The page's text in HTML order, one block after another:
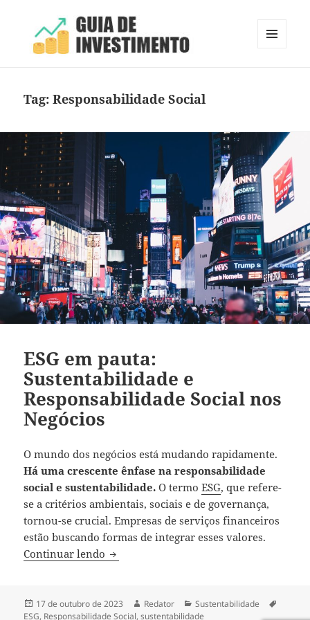
Tag:Responsabilidade Social
ESG em pauta:
Sustentabilidade e
Responsabilidade Social nos
Negócios
O mundo dos negócios está mudando rapidamente.
Há uma crescente ênfase na responsabilidade
social e sustentabilidade.O termoESG, que refere-
se a critérios ambientais, sociais e de governança,
tornou-se crucial. Empresas de serviços financeiros
estão buscando formas de integrar esses valores.
Continuar lendo ESG em pauta: Sustentabilidade e
Publicado
em
17 de outubro de 2023 Autor
Redator Categorias
Sustentabilidade
ESG, Responsabilidade Social,sustentabilidade